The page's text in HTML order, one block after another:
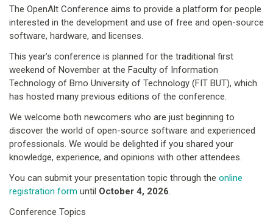
The OpenAlt Conference aims to provide a platform for people
interested in the development and use of free and open-source
software, hardware, and licenses.
This year’s conference is planned for the traditional first
weekend of November at the Faculty of Information
Technology of Brno University of Technology (FIT BUT), which
has hosted many previous editions of the conference.
We welcome both newcomers who are just beginning to
discover the world of open-source software and experienced
professionals. We would be delighted if you shared your
knowledge, experience, and opinions with other attendees.
You can submit your presentation topic through the online
registration form until October 4, 2026.
Conference Topics